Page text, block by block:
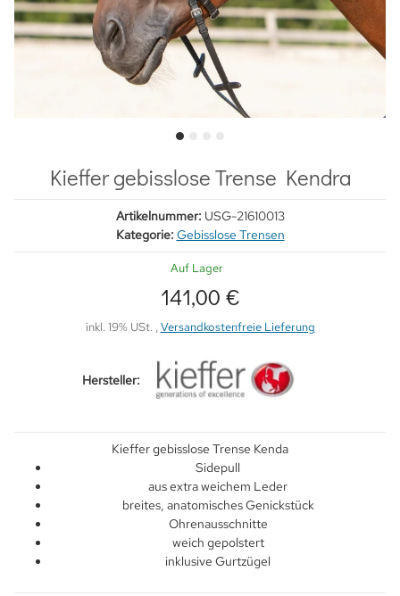
Kieffer gebisslose Trense Kendra
Artikelnummer: USG-21610013
Kategorie: Gebisslose Trensen
Auf Lager
141,00 €
inkl. 19% USt. ,Versandkostenfreie Lieferung
Hersteller:
Kieffer gebisslose Trense Kenda
Sidepull
aus extra weichem Leder
breites, anatomisches Genickstück
Ohrenausschnitte
weich gepolstert
inklusive Gurtzügel